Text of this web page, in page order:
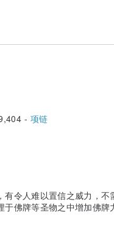
- 项链
令人难以置信之威力，不
佛牌等圣物之中增加佛牌